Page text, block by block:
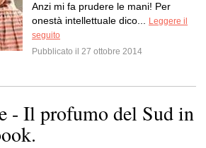
Anzi mi fa prudere le mani! Per
onestà intellettuale dico...
Leggere il
seguito
Pubblicato il 27 ottobre 2014
- Il profumo del Sud in